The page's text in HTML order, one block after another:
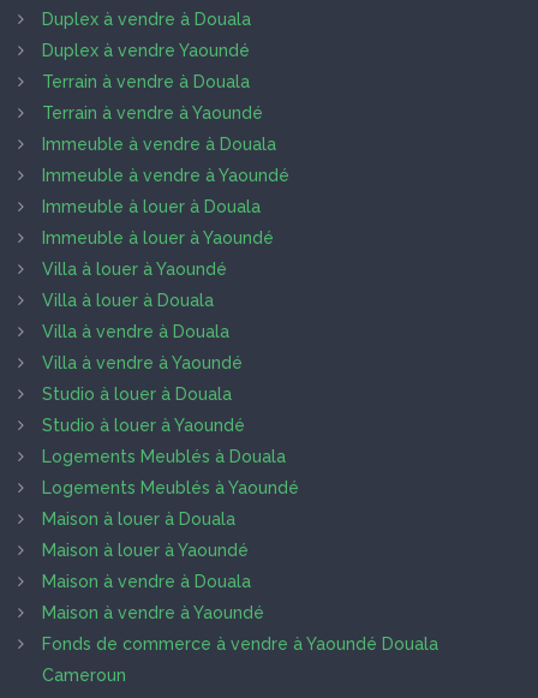
Duplex à vendre à Douala
Duplex à vendre Yaoundé
Terrain à vendre à Douala
Terrain à vendre à Yaoundé
Immeuble à vendre à Douala
Immeuble à vendre à Yaoundé
Immeuble à louer à Douala
Immeuble à louer à Yaoundé
Villa à louer à Yaoundé
Villa à louer à Douala
Villa à vendre à Douala
Villa à vendre à Yaoundé
Studio à louer à Douala
Studio à louer à Yaoundé
Logements Meublés à Douala
Logements Meublés à Yaoundé
Maison à louer à Douala
Maison à louer à Yaoundé
Maison à vendre à Douala
Maison à vendre à Yaoundé
Fonds de commerce à vendre à Yaoundé Douala
Cameroun